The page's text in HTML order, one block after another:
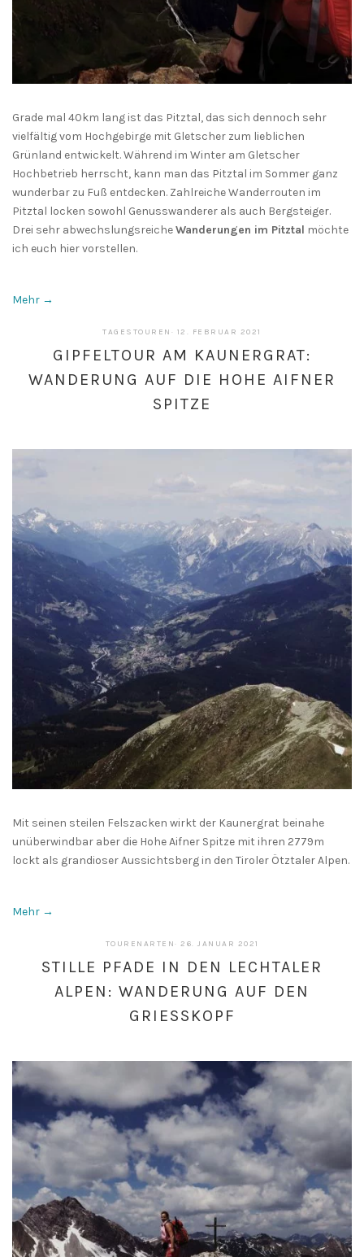
Grade mal 40km lang ist das Pitztal, das sich dennoch sehr
vielfältig vom Hochgebirge mit Gletscher zum lieblichen
Grünland entwickelt. Während im Winter am Gletscher
Hochbetrieb herrscht, kann man das Pitztal im Sommer ganz
wunderbar zu Fuß entdecken. Zahlreiche Wanderrouten im
Pitztal locken sowohl Genusswanderer als auch Bergsteiger.
Drei sehr abwechslungsreicheWanderungen im Pitztal möchte
ich euch hier vorstellen.
Mehr →
TAGESTOUREN · 12. FEBRUAR 2021
2021
GIPFELTOUR AM KAUNERGRAT:
WANDERUNG AUF DIE HOHE AIFNER
SPITZE
Mit seinen steilen Felszacken wirkt der Kaunergrat beinahe
unüberwindbar aber die Hohe Aifner Spitze mit ihren 2779m
lockt als grandioser Aussichtsberg in den Tiroler Ötztaler Alpen.
Mehr →
TOURENARTEN· 26. JANUAR 2021
2021
STILLE PFADE IN DEN LECHTALER
ALPEN: WANDERUNG AUF DEN
GRIESSKOPF